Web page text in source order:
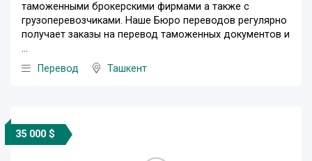
таможенными брокерскими фирмами а также с
грузоперевозчиками. Наше Бюро переводов регулярно
получает заказы на перевод таможенных документов и
...
Перевод
Ташкент
35 000 $